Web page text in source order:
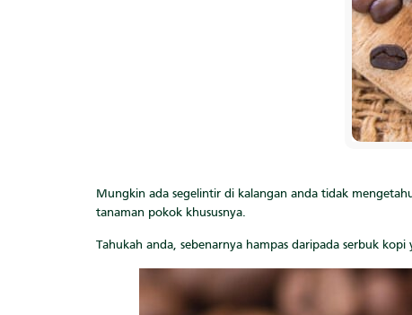
Mungkin ada segelintir di kalangan anda tidak
tanaman pokok khususnya.
Tahukah anda, sebenarnya hampas daripada serbuk